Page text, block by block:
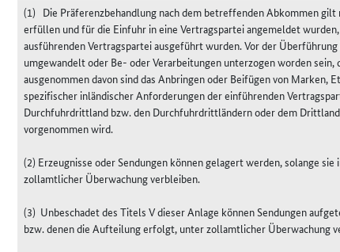
(1) Die Präferenzbehandlung nach dem betreffenden Abkommen
erfüllen und für die Einfuhr in eine Vertragspartei angemeldet
ausführenden Vertragspartei ausgeführt wurden. Vor der
umgewandelt oder Be- oder Verarbeitungen unterzogen worden
ausgenommen davon sind das Anbringen oder Beifügen von
spezifischer inländischer Anforderungen der einführenden
Durchfuhrdrittland bzw. den Durchfuhrdrittländern oder dem
vorgenommen wird.
(2) Erzeugnisse oder Sendungen können gelagert werden, solange
zollamtlicher Überwachung verbleiben.
(3) Unbeschadet des Titels V dieser Anlage können Sendungen
bzw. denen die Aufteilung erfolgt, unter zollamtlicher Überwachung